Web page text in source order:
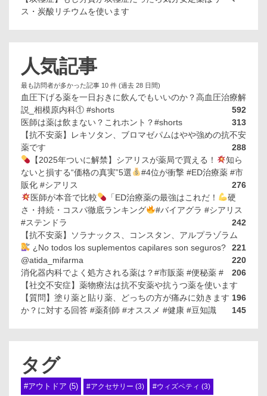
ス・炭酸リチウムを使います
人気記事
最も訪問者が多かった記事 10 件 (過去 28 日間)
血圧下げる薬を一日おきに飲んでもいいのか？高血圧治療解
説_相模原内科① #shorts
592
医師は薬は飲まない？これホント？#shorts
313
【抗不安薬】レキソタン、ブロマゼパムはやや強めの抗不安
薬です
288
【2025年ついに解禁】シアリスが薬局で買える！
知ら
ないと損する“価格の真実”5選
#4位が衝撃 #ED治療薬 #市
販化 #シアリス
276
医師が本音で比較
「ED治療薬の最強はこれだ！
硬
さ・持続・コスパ徹底ランキング
#バイアグラ #シアリス
#ステンドラ
242
【抗不安薬】ソラナックス、コンスタン、アルプラゾラム
221
¿No todos los suplementos capilares son seguros?
@atida_mifarma
220
消化器内科でよく処方される薬は？#市販薬 #便秘薬 #
206
【社交不安症】薬物療法は抗不安薬や抗うつ薬を使います
196
【質問】塗り薬と貼り薬、どっちの方が痛みに効きます
か？に対する回答 #薬剤師 #オススメ #健康 #豆知識
145
タグ
#アウトドア (5) #アクセサリー (3) #ウィズペティ (3)